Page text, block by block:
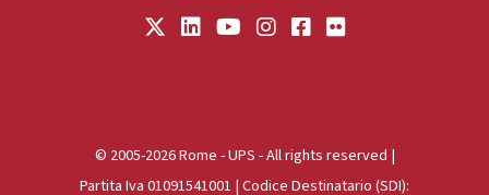
© 2005-2026 Rome - UPS - All rights reserved |
Partita Iva 01091541001 | Codice Destinatario (SDI):